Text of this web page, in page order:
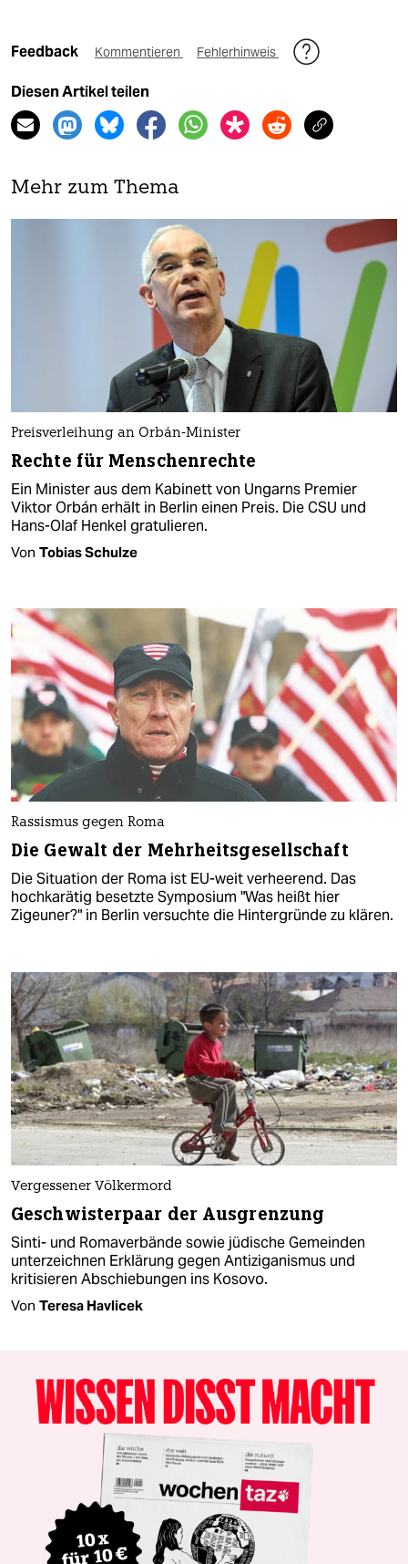
Feedback Kommentieren Fehlerhinweis
Diesen Artikel teilen
Mehr zum Thema
Preisverleihung an Orbán-Minister
Rechte für Menschenrechte
Ein Minister aus dem Kabinett von Ungarns Premier
Viktor Orbán erhält in Berlin einen Preis. Die CSU und
Hans-OIaf Henkel gratulieren.
Von Tobias Schulze
Rassismus gegen Roma
Die Gewalt der Mehrheitsgesellschaft
Die Situation der Roma ist EU-weit verheerend. Das
hochkarätig besetzte Symposium "Was heißt hier
Zigeuner?" in Berlin versuchte die Hintergründe zu klären.
Vergessener Völkermord
Geschwisterpaar der Ausgrenzung
Sinti- und Romaverbände sowie jüdische Gemeinden
unterzeichnen Erklärung gegen Antiziganismus und
kritisieren Abschiebungen ins Kosovo.
Von Teresa Havlicek